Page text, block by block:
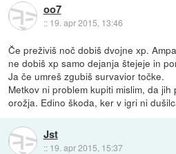
oo7
:: 19. apr 2015, 13:46
Če preživiš noč dobiš dvojne xp.
ne dobiš xp samo dejanja štejeje in
Ja če umreš zgubiš survavior točke.
Metkov ni problem kupiti mislim, da
orožja. Edino škoda, ker v igri ni
Jst
:: 19. apr 2015, 15:37